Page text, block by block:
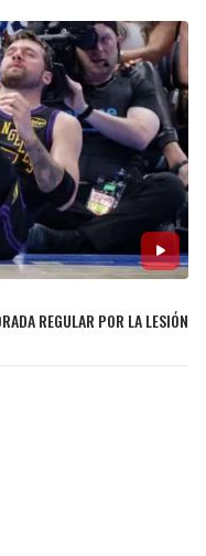
REGULAR POR LA LESIÓN